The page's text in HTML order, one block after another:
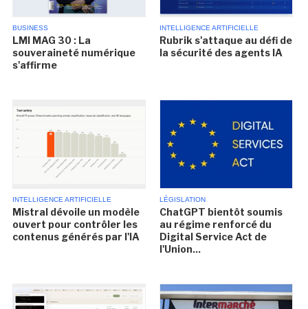
BUSINESS
LMI MAG 30 : La
souveraineté numérique
s'affirme
INTELLIGENCE ARTIFICIELLE
Rubrik s'attaque au défi de
la sécurité des agents IA
INTELLIGENCE ARTIFICIELLE
Mistral dévoile un modèle
ouvert pour contrôler les
contenus générés par l'IA
LÉGISLATION
ChatGPT bientôt soumis
au régime renforcé du
Digital Service Act de
l'Union...